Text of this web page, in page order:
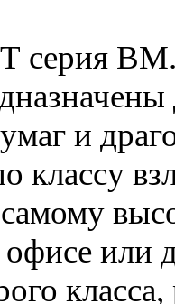
ВМ.
и
классу